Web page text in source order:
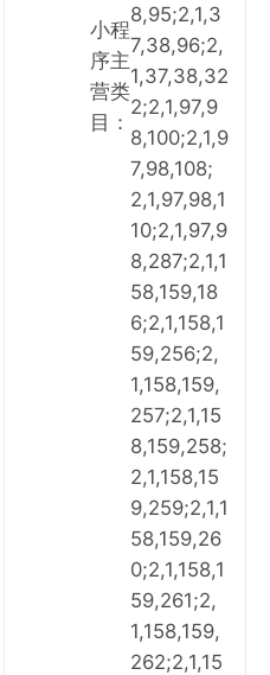
小程
序主
营类
目 ：
8,95;2,1,3
7,38,96;2,
1,37,38,32
2;2,1,97,9
8,100;2,1,9
7,98,108;
2,1,97,98,1
10;2,1,97,9
8,287;2,1,1
58,159,18
6;2,1,158,1
59,256;2,
1,158,159,
257;2,1,15
8,159,258;
2,1,158,15
9,259;2,1,1
58,159,26
0;2,1,158,1
59,261;2,
1,158,159,
262;2,1,15